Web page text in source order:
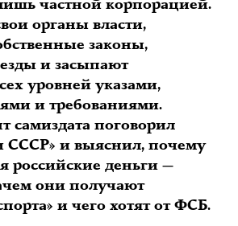
частной корпорацией.
органы власти,
законы,
и засыпают
уровней указами,
и требованиями.
самиздата поговорил
СССР» и выяснил, почему
российские деньги —
они получают
и чего хотят от ФСБ.